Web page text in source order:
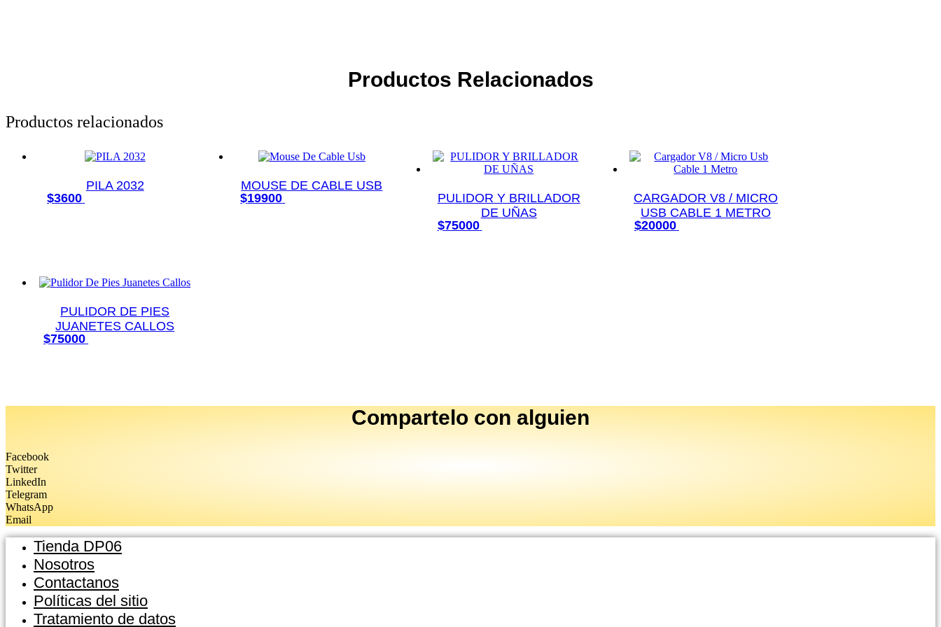
Productos Relacionados
Productos relacionados
PILA 2032
$3600
MOUSE DE CABLE USB
$19900
PULIDOR Y BRILLADOR
DE UÑAS
$75000
CARGADOR V8 / MICRO
USB CABLE 1 METRO
$20000
PULIDOR DE PIES
JUANETES CALLOS
$75000
Compartelo con alguien
Facebook
Twitter
LinkedIn
Telegram
WhatsApp
Email
Tienda DP06
Nosotros
Contactanos
Políticas del sitio
Tratamiento de datos